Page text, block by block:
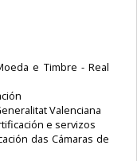
e Timbre - Real
Valenciana
e servizos
das Cámaras de